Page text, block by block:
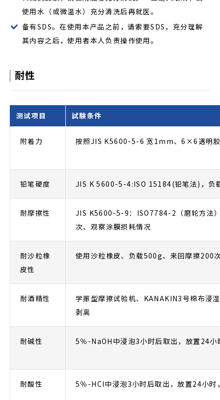
使用水（或微温水）充分清洗后再就医。
备有SDS。在使用本产品之前，请索要SDS，充分理解
其内容之后，使用者本人负责操作使用。
耐性
测试项目 試験条件
附着力 按照JIS K5600-5-6 宽1mm、6×6透明
铅笔硬度 JIS K 5600-5-4:ISO 15184(铅笔法)，负
耐摩擦性
JIS K5600-5-9：ISO7784-2（磨轮方法
次、观察涂膜损耗情况
耐沙粒橡
皮性
使用沙粒橡皮、负载500g、来回摩擦200
耐酒精性
学振型摩擦试验机、KANAKIN3号棉布浸
剥离
耐碱性 5％-NaOH中浸泡3小时后取出，放置24小
耐酸性 5％-HCl中浸泡3小时后取出，放置24小时